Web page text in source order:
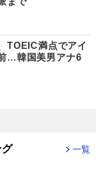
TOEIC満点でアイ
…韓国美男アナ6
一覧